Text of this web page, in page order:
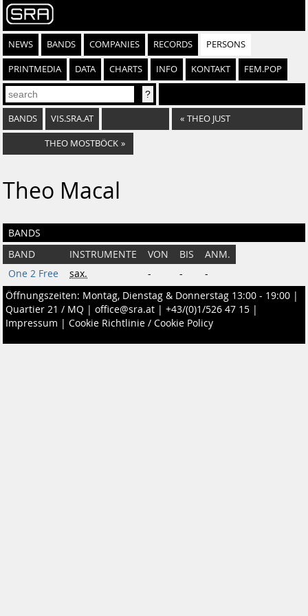
NEWS BANDS COMPANIES RECORDS PERSONS
PRINTMEDIA DATA CHARTS INFO KONTAKT FEM.POP
BANDS VIS.SRA.AT « THEO JUST
THEO MOSTBÖCK »
Theo Macal
BANDS
BAND INSTRUMENTE VON BIS
ANM.
One 2 Free
sax. - -
-
Öffnungszeiten: Montag, Dienstag & Donnerstag 13:00 - 19:00 |
Quartier 21 / MQ | office@sra.at | +43/(0)1/526 47 15 |
Impressum | Cookie Richtlinie / Cookie Policy